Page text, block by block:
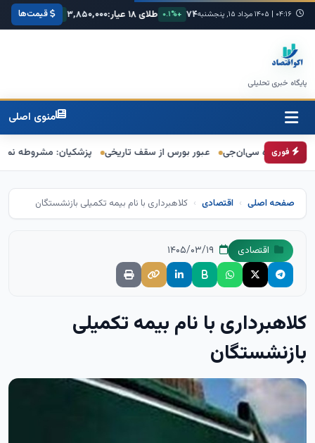
۰۴:۱۶ | ۱۴۰۵ مرداد ۱۵, پنجشنبه +۰.۳% یورو:۷۴,۸۰۰ +۰.۱% طلای ۱۸ عیار: ۳,۸۵۰,۰۰۰ +۱.۲% سکه امامی:
قیمت‌ها
پایگاه خبری تحلیلی
منوی اصلی
فوری
سی‌ان‌جی عبور بورس از سقف تاریخی پزشکیان: مشروطه نماد بیداری،
صفحه اصلی اقتصادی کلاهبرداری با نام بیمه تکمیلی بازنشستگان
اقتصادی
کلاهبرداری با نام بیمه تکمیلی
بازنشستگان